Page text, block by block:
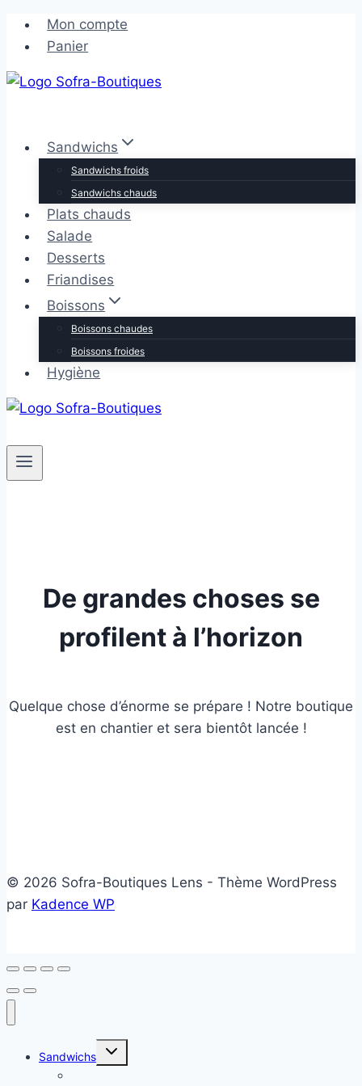
Aller
contenu
Aller
contenu
Mon compte
Panier
Sandwichs
Sandwichs froids
Sandwichs chauds
Plats chauds
Salade
Desserts
Friandises
Boissons
Boissons chaudes
Boissons froides
Hygiène
De grandes choses se
profilent à l’horizon
Quelque chose d’énorme se prépare ! Notre boutique
est en chantier et sera bientôt lancée !
© 2026 Sofra-Boutiques Lens - Thème WordPress
par Kadence WP
Sandwichs
Ouvrir/fermer